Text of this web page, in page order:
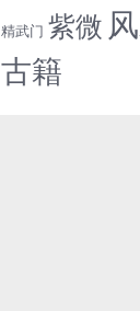
精武门 紫微
古籍